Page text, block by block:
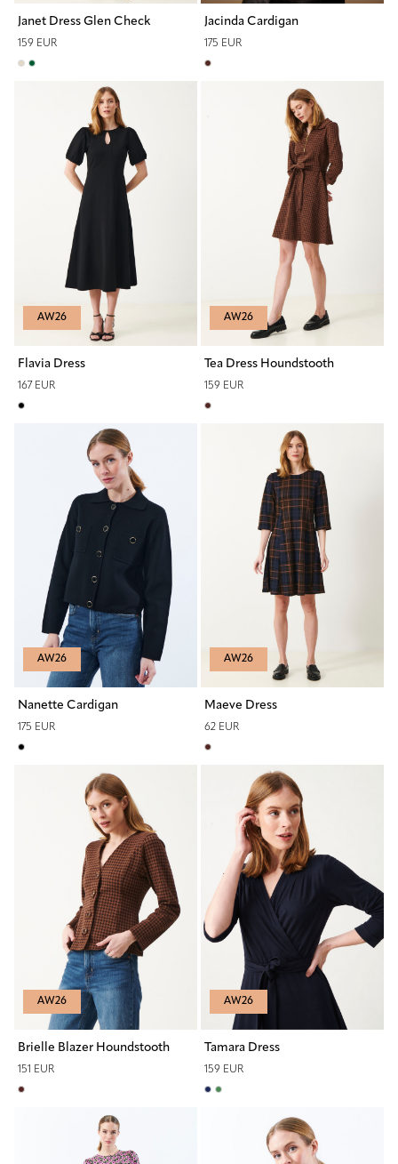
Janet Dress Glen Check
159 EUR
Jacinda Cardigan
175 EUR
AW26
Flavia Dress
167 EUR
AW26
Tea Dress Houndstooth
159 EUR
AW26
Nanette Cardigan
175 EUR
AW26
Maeve Dress
62 EUR
AW26
Brielle Blazer Houndstooth
151 EUR
AW26
Tamara Dress
159 EUR